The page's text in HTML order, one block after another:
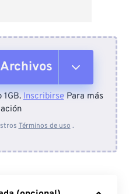
Drive
1GB.InscribirsePara más
Términos de uso .